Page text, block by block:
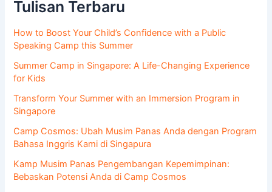
Tulisan Terbaru
How to Boost Your Child’s Confidence with a Public
Speaking Camp this Summer
Summer Camp in Singapore: A Life-Changing Experience
for Kids
Transform Your Summer with an Immersion Program in
Singapore
Camp Cosmos: Ubah Musim Panas Anda dengan Program
Bahasa Inggris Kami di Singapura
Kamp Musim Panas Pengembangan Kepemimpinan:
Bebaskan Potensi Anda di Camp Cosmos